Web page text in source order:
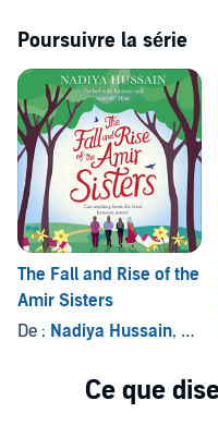
Poursuivre la série
The Fall and Rise of the
Amir Sisters
De : Nadiya Hussain, et autres